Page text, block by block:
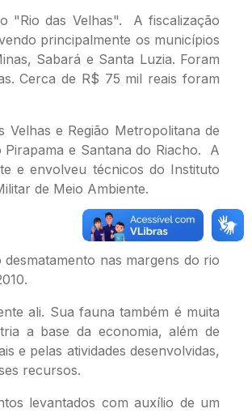
"Rio das Velhas". A fiscalização
principalmente os municípios
Sabará e Santa Luzia. Foram
Cerca de R$ 75 mil reais foram
e Região Metropolitana de
e Santana do Riacho. A
e envolveu técnicos do Instituto
de Meio Ambiente.
nas margens do rio
ali. Sua fauna também é muita
a base da economia, além de
e pelas atividades desenvolvidas,
recursos.
levantados com auxílio de um